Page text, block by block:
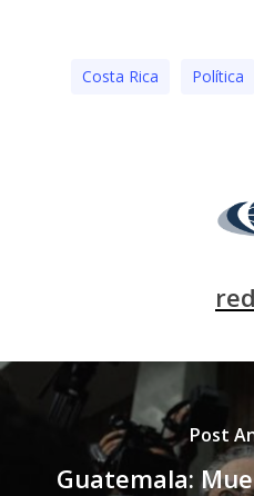
Costa Rica Polí­tica
Post
Guatemala: